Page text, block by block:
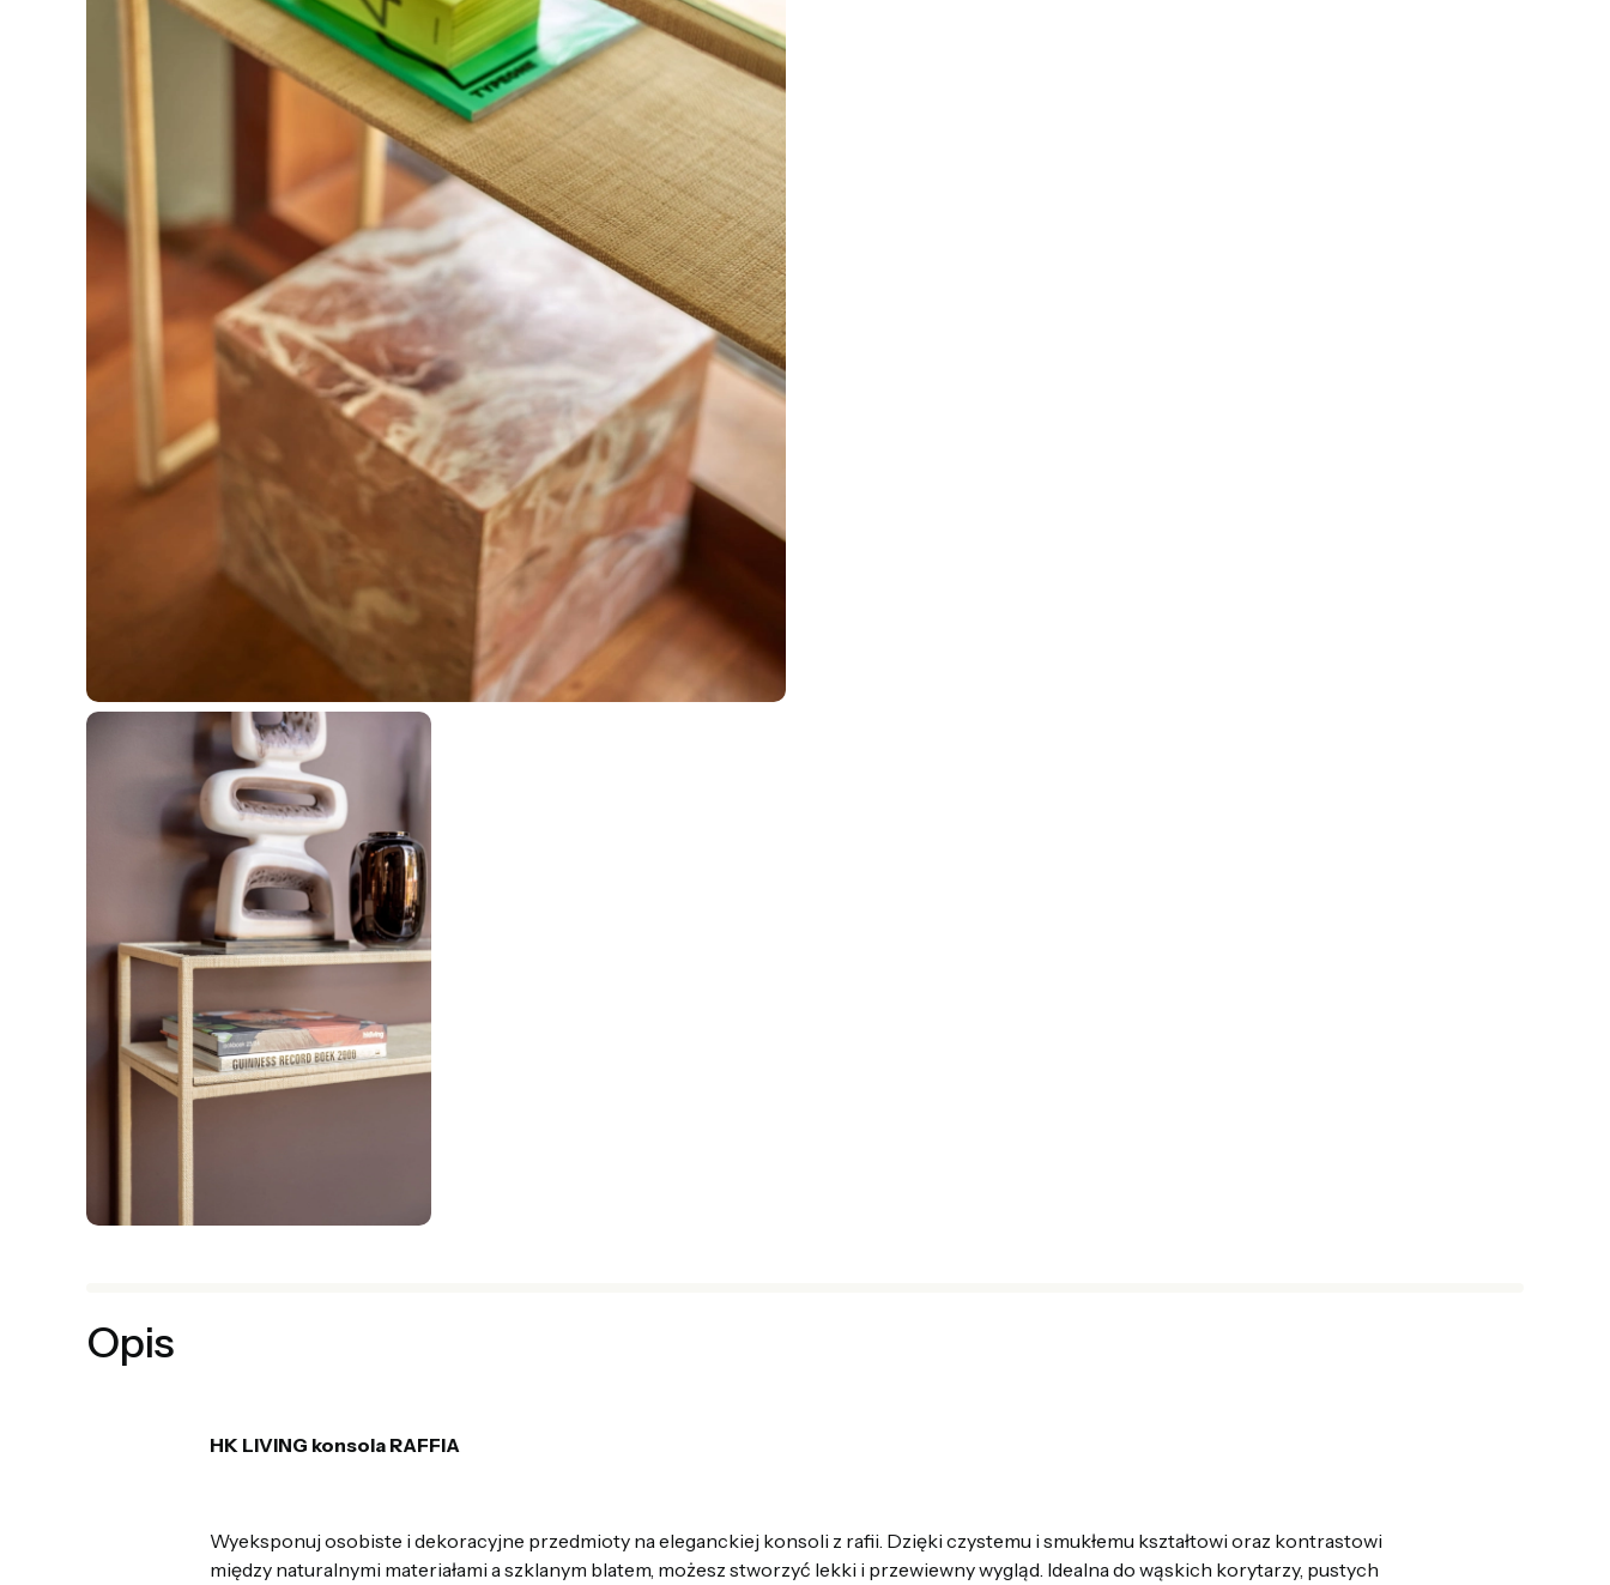
Opis
HK LIVING konsola RAFFIA
Wyeksponuj osobiste i dekoracyjne przedmioty na eleganckiej konsoli z rafii. Dzięki czystemu i smukłemu kształtowi oraz kontrastowi
między naturalnymi materiałami a szklanym blatem, możesz stworzyć lekki i przewiewny wygląd. Idealna do wąskich korytarzy, pustych